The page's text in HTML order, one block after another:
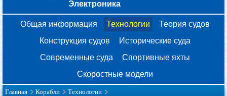
Электроника
Общая информация Технологии
Теория судов
Конструкция судов
Исторические суда
Современные суда
Спортивные яхты
Скоростные модели
Главная Корабли
Технологии